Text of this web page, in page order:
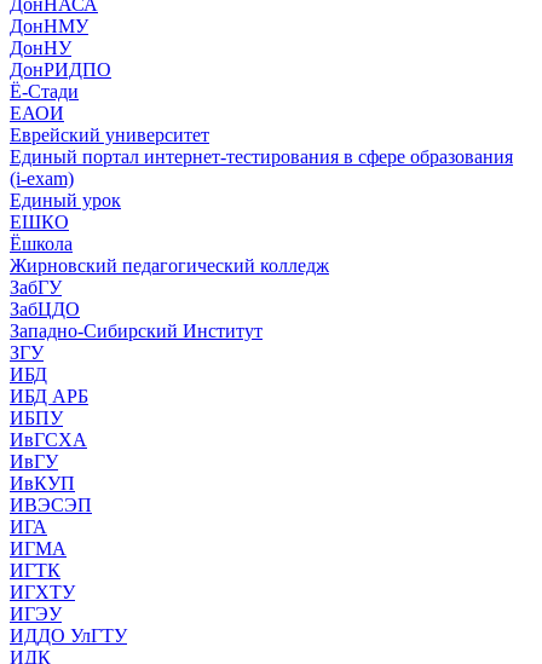
ДонНМУ
ДонНУ
ДонРИДПО
Ё-Стади
ЕАОИ
Еврейский университет
Единый портал интернет-тестирования в сфере образования
(i-exam)
Единый урок
ЕШКО
Ёшкола
Жирновский педагогический колледж
ЗабГУ
ЗабЦДО
Западно-Сибирский Институт
ЗГУ
ИБД
ИБД АРБ
ИБПУ
ИвГСХА
ИвГУ
ИвКУП
ИВЭСЭП
ИГА
ИГМА
ИГТК
ИГХТУ
ИГЭУ
ИДДО УлГТУ
ИДК